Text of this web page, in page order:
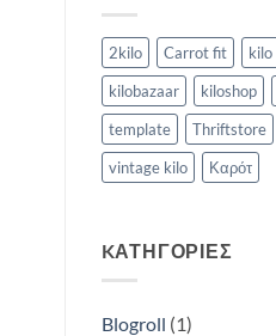
2kilo Carrot fit
kilo
kilobazaar
kiloshop
template
Thriftstore
vintage kilo
Καρότ
KΑΤΗΓΟΡΊΕΣ
Blogroll (1)